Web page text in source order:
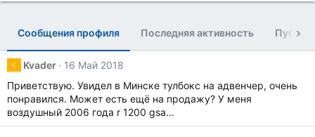
Сообщения профиля Последняя активность
K Kvader
16 Май 2018
Приветствую. Увидел в Минске тулбокс на адвенчер, очень
понравился. Может есть ещё на продажу? У меня
воздушный 2006 года r 1200 gsa...